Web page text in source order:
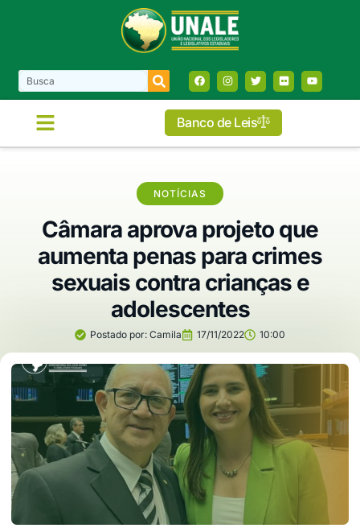
Banco de Leis
NOTÍCIAS
Câmara aprova projeto que
aumenta penas para crimes
sexuais contra crianças e
adolescentes
Postado por: Camila 17/11/2022 10:00